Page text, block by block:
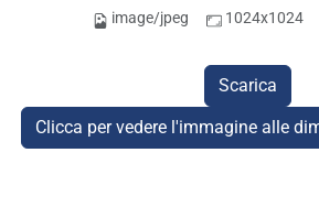
image/jpeg 1024x1024
Scarica
Clicca per vedere l'immagine alle